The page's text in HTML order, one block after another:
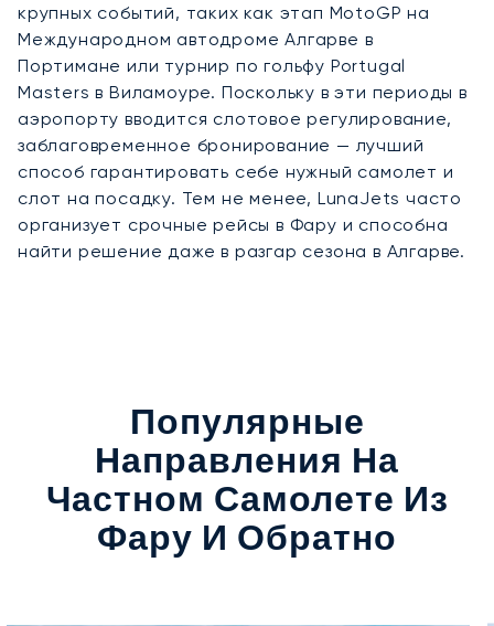
крупных событий, таких как этап MotoGP на
Международном автодроме Алгарве в
Портимане или турнир по гольфу Portugal
Masters в Виламоуре. Поскольку в эти периоды в
аэропорту вводится слотовое регулирование,
заблаговременное бронирование — лучший
способ гарантировать себе нужный самолет и
слот на посадку. Тем не менее, LunaJets часто
организует срочные рейсы в Фару и способна
найти решение даже в разгар сезона в Алгарве.
Популярные
Направления На
Частном Самолете Из
Фару И Обратно